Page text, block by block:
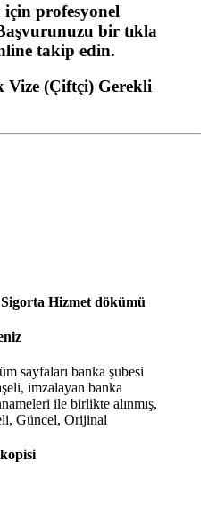
için profesyonel
bir tıkla
takip edin.
(Çiftçi) Gerekli
Hizmet dökümü
sayfaları banka şubesi
imzalayan banka
ile birlikte alınmış,
Güncel, Orijinal